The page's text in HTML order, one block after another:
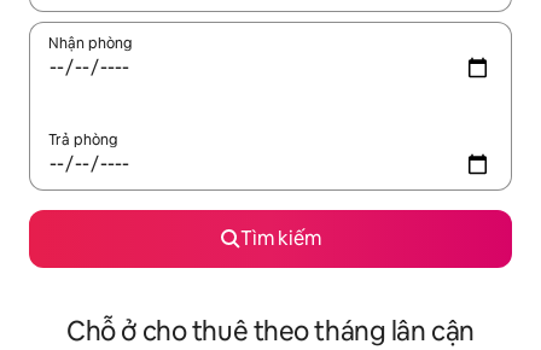
Nhận phòng
Trả phòng
Tìm kiếm
Chỗ ở cho thuê theo tháng lân cận